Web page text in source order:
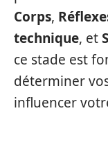
Corps,
technique, et
ce stade est
déterminer
influencer